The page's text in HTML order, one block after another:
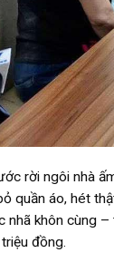
rời ngôi nhà
quần áo, hét
nhã khôn cùng
đồng.